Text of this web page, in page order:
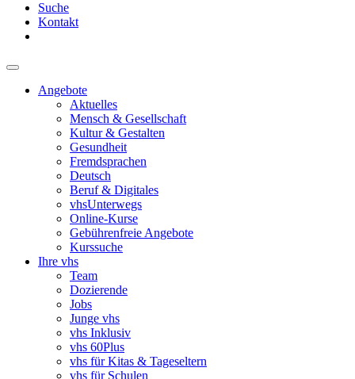
Suche
Kontakt
Angebote
Aktuelles
Mensch & Gesellschaft
Kultur & Gestalten
Gesundheit
Fremdsprachen
Deutsch
Beruf & Digitales
vhsUnterwegs
Online-Kurse
Gebührenfreie Angebote
Kurssuche
Ihre vhs
Team
Dozierende
Jobs
Junge vhs
vhs Inklusiv
vhs 60Plus
vhs für Kitas & Tageseltern
vhs für Schulen